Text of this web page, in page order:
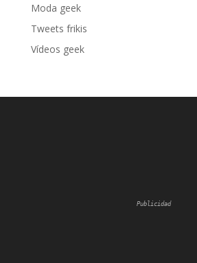
Moda geek
Tweets frikis
Vídeos geek
Publicidad